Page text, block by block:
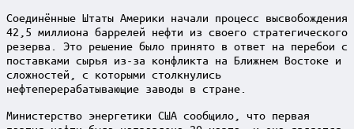
Соединённые Штаты Америки начали процесс высвобождения
42,5 миллиона баррелей нефти из своего стратегического
резерва. Это решение было принято в ответ на перебои с
поставками сырья из-за конфликта на Ближнем Востоке и
сложностей, с которыми столкнулись
нефтеперерабатывающие заводы в стране.
Министерство энергетики США сообщило, что первая